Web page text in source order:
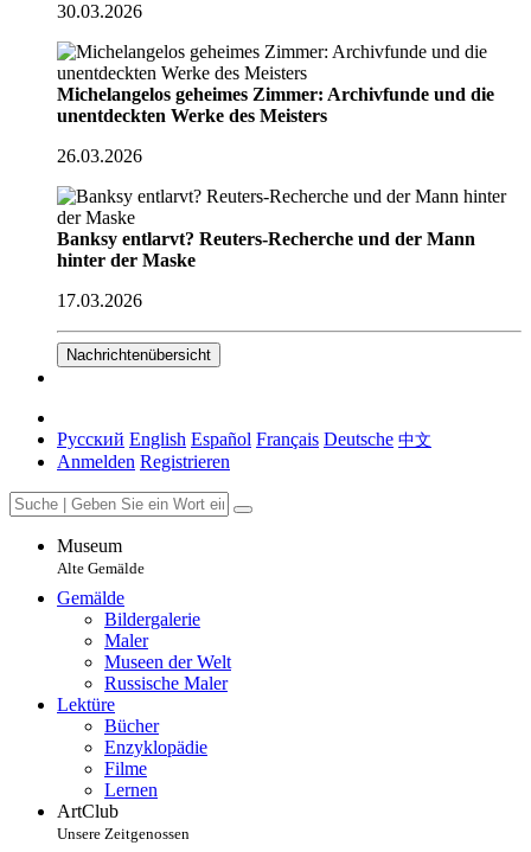
30.03.2026
Michelangelos geheimes Zimmer: Archivfunde und die
unentdeckten Werke des Meisters
26.03.2026
Banksy entlarvt? Reuters-Recherche und der Mann
hinter der Maske
17.03.2026
Nachrichtenübersicht
Русский English Español Français Deutsche 中文
Anmelden Registrieren
Museum
Alte Gemälde
Gemälde
Bildergalerie
Maler
Museen der Welt
Russische Maler
Lektüre
Bücher
Enzyklopädie
Filme
Lernen
ArtClub
Unsere Zeitgenossen